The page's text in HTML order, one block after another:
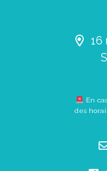
16
En
des